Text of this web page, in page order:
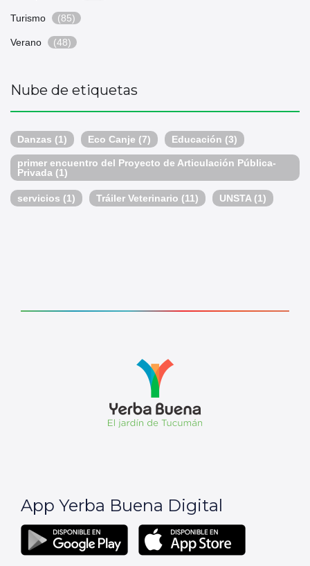
Turismo (85)
Verano (48)
Nube de etiquetas
Danzas (1) Eco Canje (7) Educación (3)
primer encuentro del Proyecto de Articulación Pública-
Privada (1)
servicios (1) Tráiler Veterinario (11) UNSTA (1)
App Yerba Buena Digital